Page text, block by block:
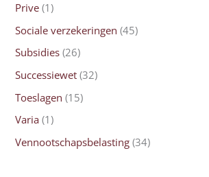
Prive (1)
Sociale verzekeringen (45)
Subsidies (26)
Successiewet (32)
Toeslagen (15)
Varia (1)
Vennootschapsbelasting (34)